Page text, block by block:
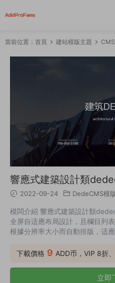
當前位置： 首頁 建站模版主題
響應式建築設計類
2022-09-24 DedeCMS模
模闆介紹 響應式建築設計類
全屏自适應布局設計，且欄目列
根據分辨率大小而自動排版，适
下載價格 9 ADD币，VIP 8折
立即